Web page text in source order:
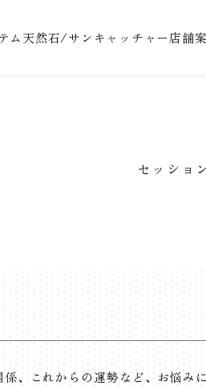
ム天然石/サンキャッチャー店舗
セッショ
、これからの運勢など、お悩み